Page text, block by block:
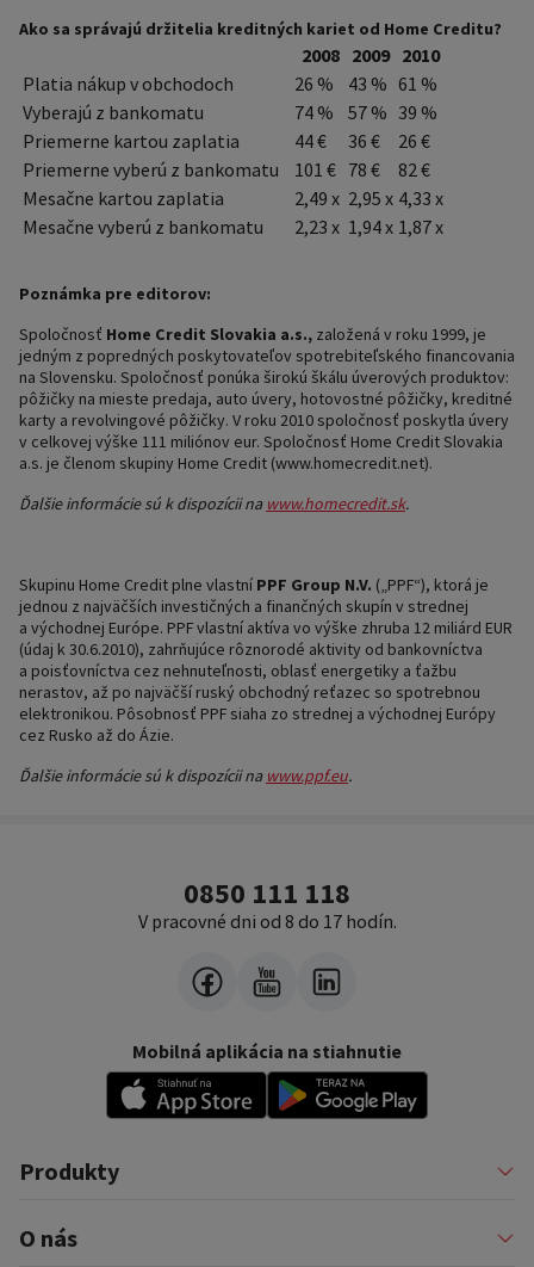
Ako sa správajú držitelia kreditných kariet od Home Creditu?
2008 2009 2010
Platia nákup v obchodoch
26 % 43 % 61 %
Vyberajú z bankomatu
74 % 57 % 39 %
Priemerne kartou zaplatia
44 € 36 €
26 €
Priemerne vyberú z bankomatu
101 € 78 €
82 €
Mesačne kartou zaplatia
2,49 x 2,95 x 4,33 x
Mesačne vyberú z bankomatu
2,23 x 1,94 x 1,87 x
Poznámka pre editorov:
Spoločnosť Home Credit Slovakia a.s., založená v roku 1999, je
jedným z popredných poskytovateľov spotrebiteľského financovania
na Slovensku. Spoločnosť ponúka širokú škálu úverových produktov:
pôžičky na mieste predaja, auto úvery, hotovostné pôžičky, kreditné
karty a revolvingové pôžičky. V roku 2010 spoločnosť poskytla úvery
v celkovej výške 111 miliónov eur. Spoločnosť Home Credit Slovakia
a.s. je členom skupiny Home Credit (www.homecredit.net).
Ďalšie informácie sú k dispozícii na www.homecredit.sk.
Skupinu Home Credit plne vlastní PPF Group N.V. („PPF“), ktorá je
jednou z najväčších investičných a finančných skupín v strednej
a východnej Európe. PPF vlastní aktíva vo výške zhruba 12 miliárd EUR
(údaj k 30.6.2010), zahrňujúce rôznorodé aktivity od bankovníctva
a poisťovníctva cez nehnuteľnosti, oblasť energetiky a ťažbu
nerastov, až po najväčší ruský obchodný reťazec so spotrebnou
elektronikou. Pôsobnosť PPF siaha zo strednej a východnej Európy
cez Rusko až do Ázie.
Ďalšie informácie sú k dispozícii na www.ppf.eu.
0850 111 118
V pracovné dni od 8 do 17 hodín.
Mobilná aplikácia na stiahnutie
Produkty
Pôžičky
Financovanie podnikateľov
O nás